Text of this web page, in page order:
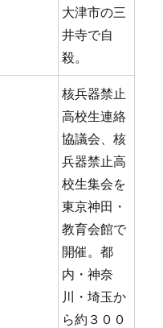
大津市の三
井寺で自
殺。
核兵器禁止
高校生連絡
協議会、核
兵器禁止高
校生集会を
東京神田・
教育会館で
開催。都
内・神奈
川・埼玉か
ら約３００